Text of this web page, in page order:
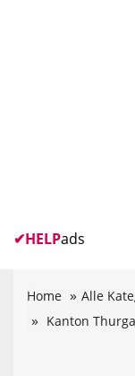
✔HELPads
Home Alle
Kanton